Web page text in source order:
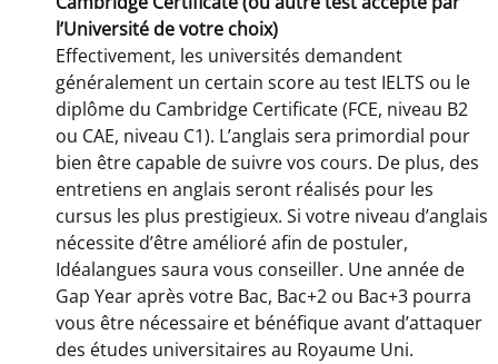
l’Université de votre choix)
Effectivement, les universités demandent
généralement un certain score au test IELTS ou le
diplôme du Cambridge Certificate (FCE, niveau B2
ou CAE, niveau C1). L’anglais sera primordial pour
bien être capable de suivre vos cours. De plus, des
entretiens en anglais seront réalisés pour les
cursus les plus prestigieux. Si votre niveau d’anglais
nécessite d’être amélioré afin de postuler,
Idéalangues saura vous conseiller. Une année de
Gap Year après votre Bac, Bac+2 ou Bac+3 pourra
vous être nécessaire et bénéfique avant d’attaquer
des études universitaires au Royaume Uni.